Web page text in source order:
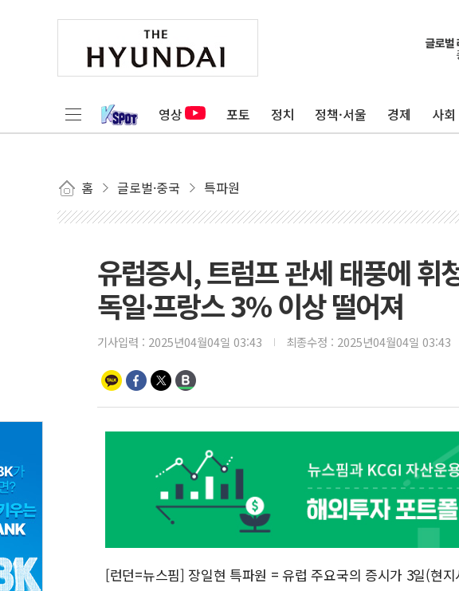
영상 포토 정치 정책·서울 경제 사회
홈 글로벌·중국 특파원
유럽증시, 트럼프 관세 태풍에
독일·프랑스 3% 이상 떨어져
기사입력 : 2025년04월04일 03:43 최종수정 : 2025년04월04일 03:43
[런던=뉴스핌] 장일현 특파원 = 유럽 주요국의 증시가 3일(현